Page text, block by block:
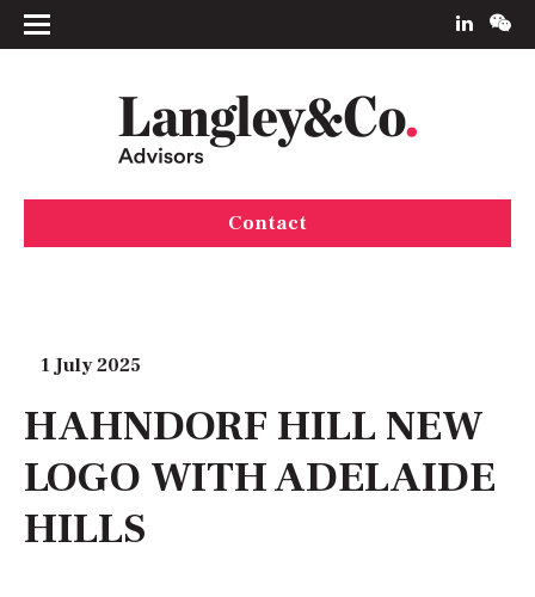
Contact
1 July 2025
HAHNDORF HILL NEW
LOGO WITH ADELAIDE
HILLS